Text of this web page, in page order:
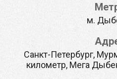
м.
Санкт-Петербург,
километр, Мега